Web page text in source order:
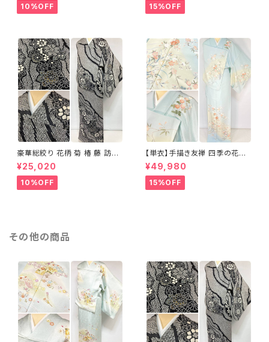
10%OFF 15%OFF
豪華総絞り 花柄 菊 椿 藤 訪問
着 鹿の子絞り ラメ 正絹 黒 白
グレー 1435
¥25,020
10%OFF
【単衣】手描き友禅 四季の花々
正絹 訪問着 水色 黄緑 白 パス
テルカラー 1431
¥49,980
15%OFF
その他の商品